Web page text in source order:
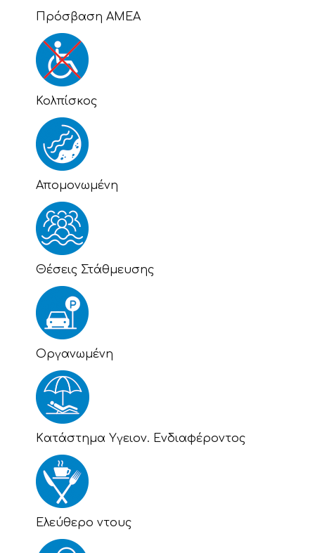
Πρόσβαση ΑΜΕΑ
Κολπίσκος
Απομονωμένη
Θέσεις Στάθμευσης
Οργανωμένη
Kατάστημα Υγειον. Ενδιαφέροντος
Eλεύθερο ντους